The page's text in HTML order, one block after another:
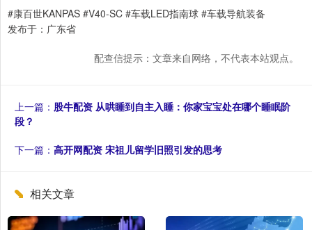
#康百世KANPAS #V40-SC #车载LED指南球 #车载导航装备
发布于：广东省
配查信提示：文章来自网络，不代表本站观点。
上一篇： 股牛配资 从哄睡到自主入睡：你家宝宝处在哪个睡眠阶
段？
下一篇： 高开网配资 宋祖儿留学旧照引发的思考
相关文章